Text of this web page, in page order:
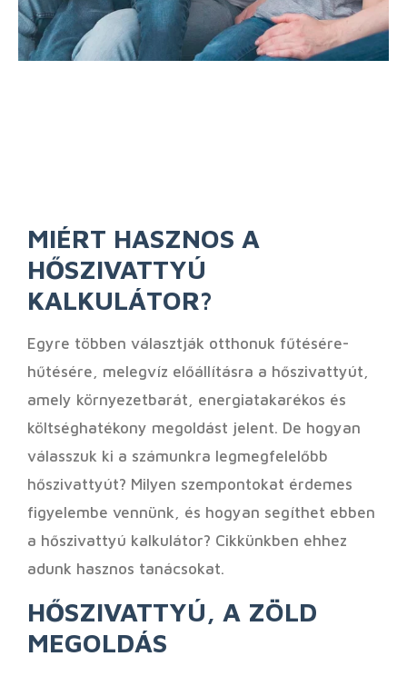
MIÉRT HASZNOS A
HŐSZIVATTYÚ
KALKULÁTOR?
Egyre többen választják otthonuk fűtésére-
hűtésére, melegvíz előállításra a hőszivattyút,
amely környezetbarát, energiatakarékos és
költséghatékony megoldást jelent. De hogyan
válasszuk ki a számunkra legmegfelelőbb
hőszivattyút? Milyen szempontokat érdemes
figyelembe vennünk, és hogyan segíthet ebben
a hőszivattyú kalkulátor? Cikkünkben ehhez
adunk hasznos tanácsokat.
HŐSZIVATTYÚ, A ZÖLD
MEGOLDÁS